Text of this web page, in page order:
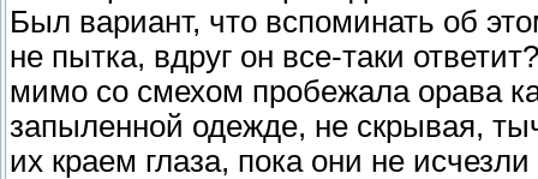
Был вариант, что вспоминать об
не пытка, вдруг он все-таки
мимо со смехом пробежала орава
запыленной одежде, не скрывая,
их краем глаза, пока они не